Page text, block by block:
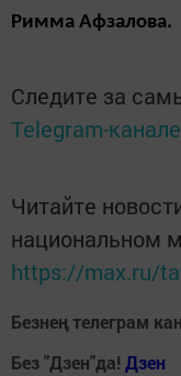
Римма Афзалова.
Следите за
Telegram-канале
Читайте
национальном
https://max.ru/
Безнең телеграм
Без "Дзен"да! Дзен